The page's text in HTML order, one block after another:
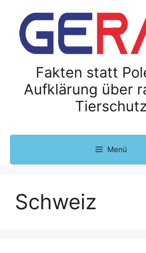
Fakten statt
Aufklärung über
Menü
Schweiz